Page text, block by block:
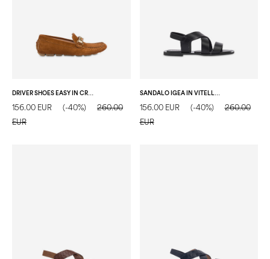
156.00 EUR (-40%)
260.00
EUR
156.00 EUR (-40%)
260.00
EUR